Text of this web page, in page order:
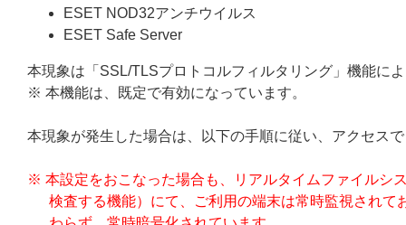
ESET NOD32アンチウイルス
ESET Safe Server
本現象は「SSL/TLSプロトコルフィルタリング」機能に
※ 本機能は、既定で有効になっています。
本現象が発生した場合は、以下の手順に従い、アクセス
※ 本設定をおこなった場合も、リアルタイムファイルシ
検査する機能）にて、ご利用の端末は常時監視され